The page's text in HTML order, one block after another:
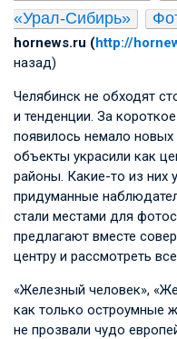
«Урал-Сибирь»
hornews.ru (http://
назад)
Челябинск не обходят
и тенденции. За
появилось немало
объекты украсили как
районы. Какие-то из них
придуманные
стали местами для
предлагают вместе
центру и рассмотреть
«Железный человек»,
как только остроумные
не прозвали чудо